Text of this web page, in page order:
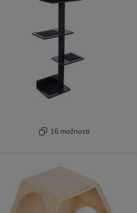
16 možnosti